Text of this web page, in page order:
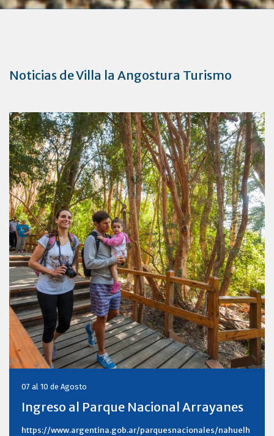
Noticias de Villa la Angostura Turismo
07 al 10 de Agosto
Ingreso al Parque Nacional Arrayanes
https://www.argentina.gob.ar/parquesnacionales/nahuelh